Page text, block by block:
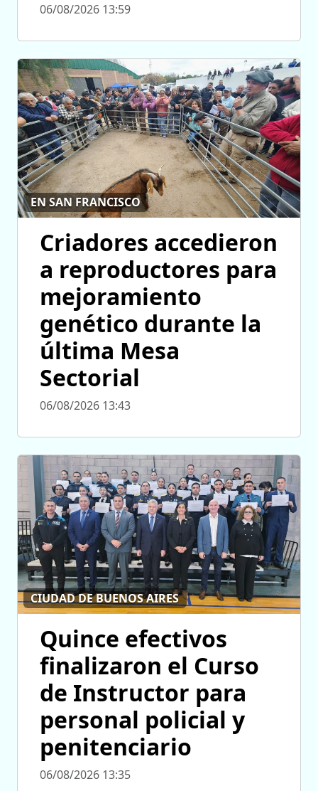
06/08/2026 13:59
EN SAN FRANCISCO
Criadores accedieron
a reproductores para
mejoramiento
genético durante la
última Mesa
Sectorial
06/08/2026 13:43
CIUDAD DE BUENOS AIRES
Quince efectivos
finalizaron el Curso
de Instructor para
personal policial y
penitenciario
06/08/2026 13:35